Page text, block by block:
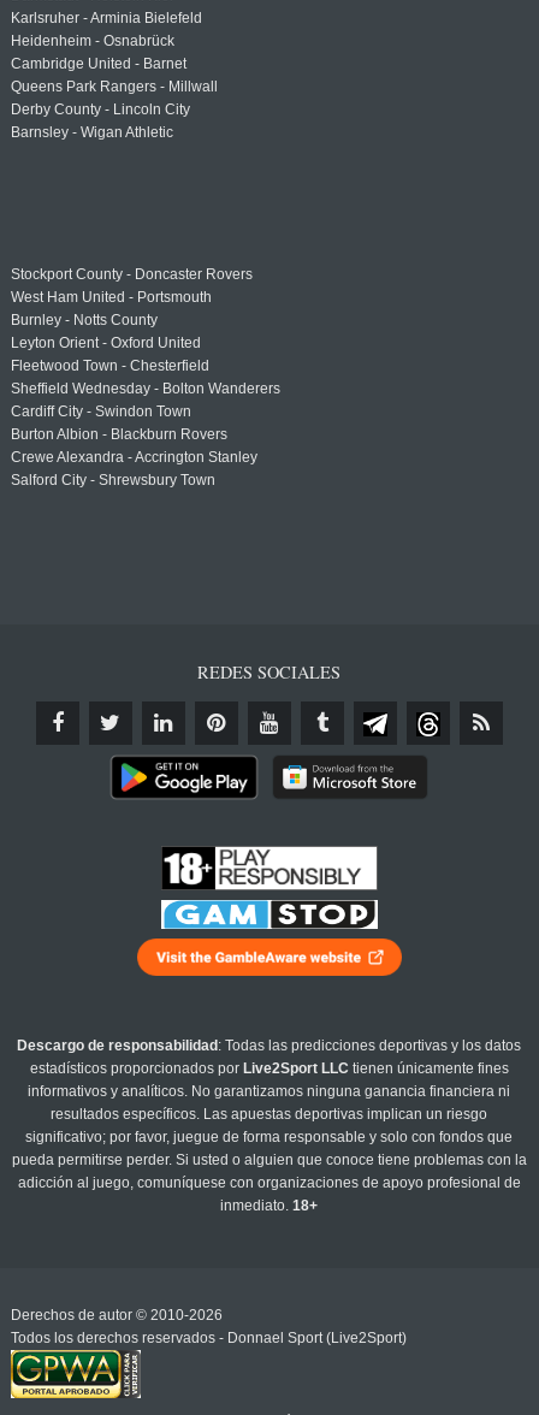
Karlsruher - Arminia Bielefeld
Heidenheim - Osnabrück
Cambridge United - Barnet
Queens Park Rangers - Millwall
Derby County - Lincoln City
Barnsley - Wigan Athletic
Stockport County - Doncaster Rovers
West Ham United - Portsmouth
Burnley - Notts County
Leyton Orient - Oxford United
Fleetwood Town - Chesterfield
Sheffield Wednesday - Bolton Wanderers
Cardiff City - Swindon Town
Burton Albion - Blackburn Rovers
Crewe Alexandra - Accrington Stanley
Salford City - Shrewsbury Town
REDES SOCIALES
Descargo de responsabilidad : Todas las predicciones deportivas y los datos
estadísticos proporcionados por Live2Sport LLC tienen únicamente fines
informativos y analíticos. No garantizamos ninguna ganancia financiera ni
resultados específicos. Las apuestas deportivas implican un riesgo
significativo; por favor, juegue de forma responsable y solo con fondos que
pueda permitirse perder. Si usted o alguien que conoce tiene problemas con la
adicción al juego, comuníquese con organizaciones de apoyo profesional de
inmediato.18+
Derechos de autor © 2010-2026
Todos los derechos reservados - Donnael Sport (Live2Sport)